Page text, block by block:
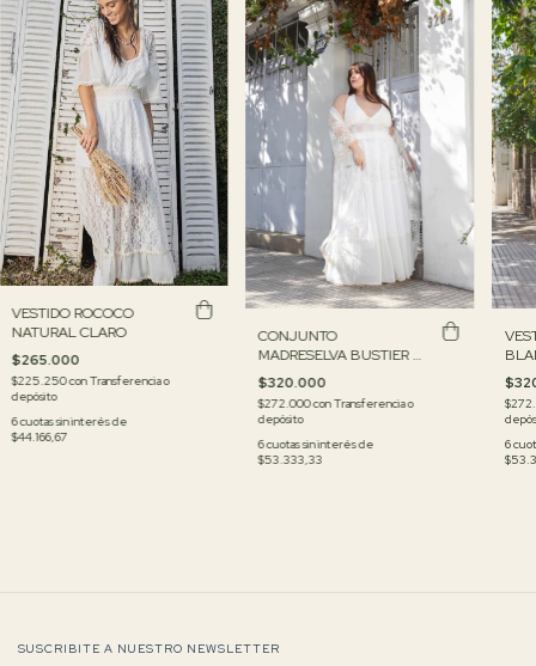
VESTIDO ROCOCO
NATURAL CLARO
$265.000
$225.250conTransferencia o
depósito
6cuotas sin interés de
$44.166,67
CONJUNTO
MADRESELVA BUSTIER Y
FALDA
$320.000
$272.000conTransferencia o
depósito
6cuotas sin interés de
$53.333,33
6
SUSCRIBITE A NUESTRO NEWSLETTER